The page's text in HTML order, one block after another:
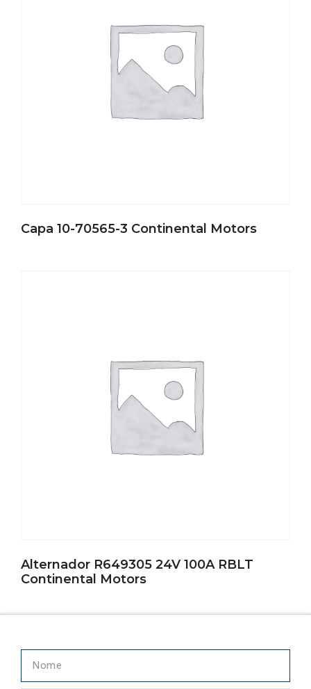
Capa 10-70565-3 Continental Motors
Alternador R649305 24V 100A RBLT
Continental Motors